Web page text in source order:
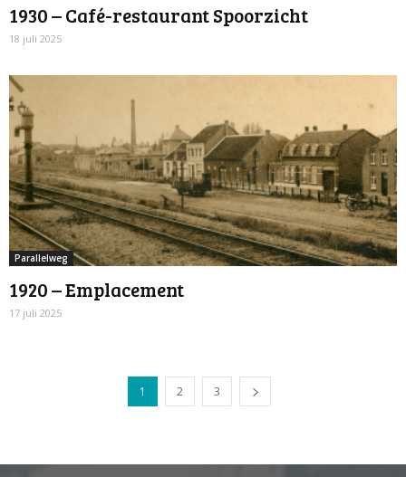
1930 – Café-restaurant Spoorzicht
18 juli 2025
Parallelweg
1920 – Emplacement
17 juli 2025
1 2 3